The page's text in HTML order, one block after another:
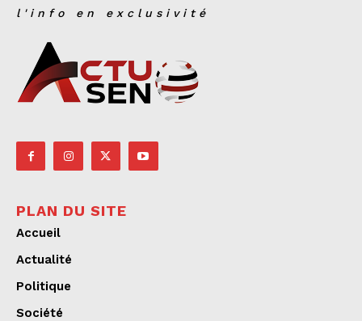
l'info en exclusivité
PLAN DU SITE
Accueil
Actualité
Politique
Société